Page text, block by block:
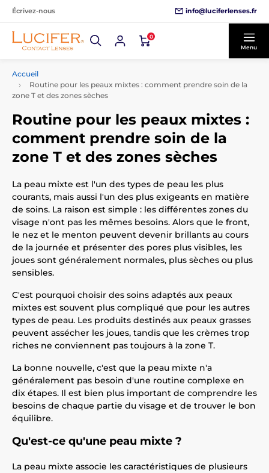
Écrivez-nous info@luciferlenses.fr
0
Menu
Accueil
Routine pour les peaux mixtes : comment prendre soin de la
zone T et des zones sèches
Routine pour les peaux mixtes :
comment prendre soin de la
zone T et des zones sèches
La peau mixte est l'un des types de peau les plus
courants, mais aussi l'un des plus exigeants en matière
de soins. La raison est simple : les différentes zones du
visage n'ont pas les mêmes besoins. Alors que le front,
le nez et le menton peuvent devenir brillants au cours
de la journée et présenter des pores plus visibles, les
joues sont généralement normales, plus sèches ou plus
sensibles.
C'est pourquoi choisir des soins adaptés aux peaux
mixtes est souvent plus compliqué que pour les autres
types de peau. Les produits destinés aux peaux grasses
peuvent assécher les joues, tandis que les crèmes trop
riches ne conviennent pas toujours à la zone T.
La bonne nouvelle, c'est que la peau mixte n'a
généralement pas besoin d'une routine complexe en
dix étapes. Il est bien plus important de comprendre les
besoins de chaque partie du visage et de trouver le bon
équilibre.
Qu'est-ce qu'une peau mixte ?
La peau mixte associe les caractéristiques de plusieurs